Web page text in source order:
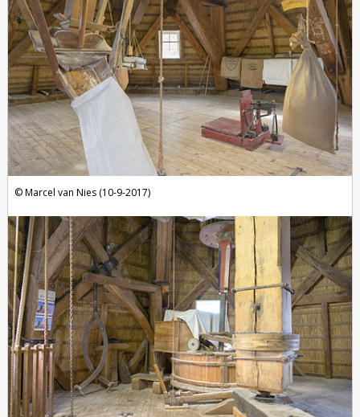
Marcel van Nies (10-9-2017)